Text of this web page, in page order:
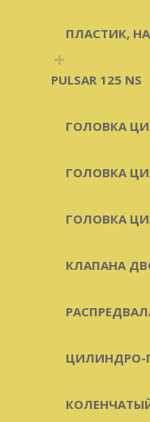
ПЛАСТИК,
+
PULSAR 125 NS
ГОЛОВКА
ГОЛОВКА
ГОЛОВКА
КЛАПАНА
ЦИЛИНДРО-